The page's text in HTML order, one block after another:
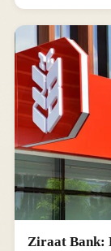
Ziraat Bank: